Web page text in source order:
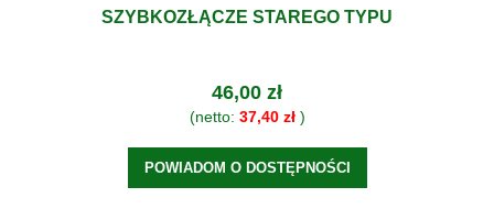
SZYBKOZŁĄCZE STAREGO TYPU
46,00 zł
(netto: 37,40 zł)
POWIADOM O DOSTĘPNOŚCI